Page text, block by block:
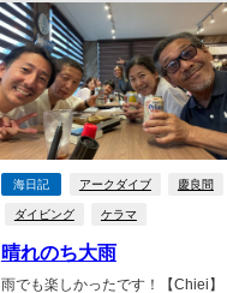
海日記 アークダイブ 慶良間
ダイビング ケラマ
晴れのち大雨
雨でも楽しかったです！【Chiei】